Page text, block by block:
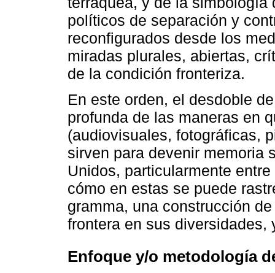
políticos de separación y
reconfigurados desde los
miradas plurales, abiertas,
de la condición fronteriza.
En este orden, el desdoble
profunda de las maneras en
(audiovisuales, fotográficas,
sirven para devenir memoria
Unidos, particularmente
cómo en estas se puede
gramma, una construcción
frontera en sus
Enfoque y/o metodología